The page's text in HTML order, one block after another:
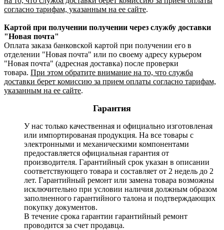
согласно тарифам, указанным на ее сайте.
Картой при получении получении через службу доставки
"Новая почта"
Оплата заказа банковской картой при получении его в
отделении "Новая почта" или по своему адресу курьером
"Новая почта" (адресная доставка) после проверки
товара. При этом обратите внимание на то, что служба
доставки берет комиссию за прием оплаты согласно тарифам,
указанным на ее сайте.
Гарантия
У нас только качественная и официально изготовленая
или импортированая продукция. На все товары с
электронными и механическими компонентами
предоставляется официальная гарантия от
производителя. Гарантийный срок указан в описании
соответствующего товара и составляет от 2 недель до 2
лет. Гарантийный ремонт или замена товара возможны
исключительно при условии наличия должным образом
заполненного гарантийного талона и подтверждающих
покупку документов.
В течение срока гарантии гарантийный ремонт
проводится за счет продавца.